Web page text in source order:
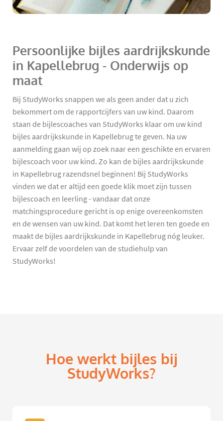
Persoonlijke bijles aardrijkskunde
in Kapellebrug - Onderwijs op
maat
Bij StudyWorks snappen we als geen ander dat u zich
bekommert om de rapportcijfers van uw kind. Daarom
staan de bijlescoaches van StudyWorks klaar om uw kind
bijles aardrijkskunde in Kapellebrug te geven. Na uw
aanmelding gaan wij op zoek naar een geschikte en ervaren
bijlescoach voor uw kind. Zo kan de bijles aardrijkskunde
in Kapellebrug razendsnel beginnen! Bij StudyWorks
vinden we dat er altijd een goede klik moet zijn tussen
bijlescoach en leerling - vandaar dat onze
matchingsprocedure gericht is op enige overeenkomsten
en de wensen van uw kind. Dat komt het leren ten goede en
maakt de bijles aardrijkskunde in Kapellebrug nóg leuker.
Ervaar zelf de voordelen van de studiehulp van
StudyWorks!
Hoe werkt bijles bij
StudyWorks?